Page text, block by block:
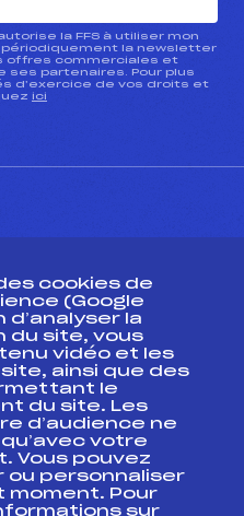
la FFS à utiliser mon
périodiquement la newsletter
offres commerciales et
ses partenaires. Pour plus
d’exercice de vos droits et
ici
fédéral
Formation, Suivi
cookies de
(Google
la
du site, vous
vidéo et les
ainsi que des
le
du site. Les
d’audience ne
votre
Vous pouvez
personnaliser
moment. Pour
sur